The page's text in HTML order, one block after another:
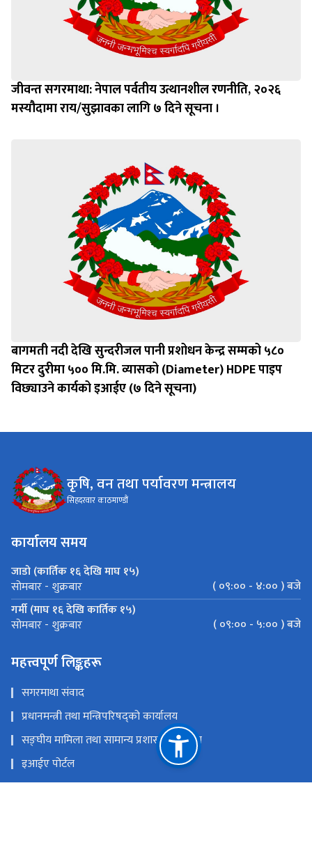
जीवन्त सगरमाथा: नेपाल पर्वतीय उत्थानशील रणनीति, २०२६
मस्यौदामा राय/सुझावका लागि ७ दिने सूचना ।
बागमती नदी देखि सुन्दरीजल पानी प्रशोधन केन्द्र सम्मको ५८०
मिटर दुरीमा ५०० मि.मि. व्यासको (Diameter) HDPE पाइप
विछ्याउने कार्यको इआईए (७ दिने सूचना)
कृषि, वन तथा पर्यावरण मन्त्रालय
सिहदरवार काठमाण्डौं
कार्यालय समय
जाडो (कार्तिक १६ देखि माघ १५)
सोमबार - शुक्रबार
( ०९:०० - ४:०० ) बजे
गर्मी (माघ १६ देखि कार्तिक १५)
सोमबार - शुक्रबार ( ०९:०० - ५:०० ) बजे
महत्त्वपूर्ण लिङ्कहरू
सगरमाथा संवाद
प्रधानमन्त्री तथा मन्त्रिपरिषद्को कार्यालय
सङ्‍घीय मामिला तथा सामान्य प्रशासन मन्त्रालय
इआईए पोर्टल
परराष्ट्र मन्त्रालय